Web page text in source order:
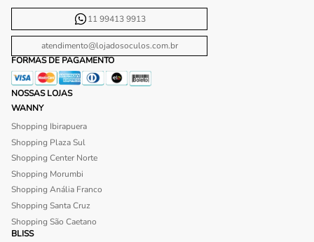
11 99413 9913
atendimento@lojadosoculos.com.br
FORMAS DE PAGAMENTO
NOSSAS LOJAS
WANNY
Shopping Ibirapuera
Shopping Plaza Sul
Shopping Center Norte
Shopping Morumbi
Shopping Anália Franco
Shopping Santa Cruz
Shopping São Caetano
BLISS